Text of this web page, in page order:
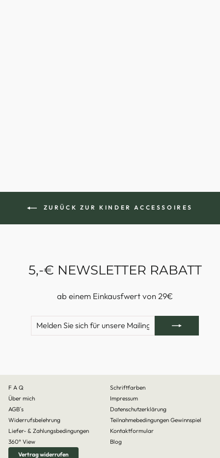
ZURÜCK ZUR KINDER ACCESSOIRES
5,-€ NEWSLETTER RABATT
ab einem Einkausfwert von 29€
MELDEN
SIE
SICH
FÜR
ABONNIEREN
F A Q
Schriftfarben
Über mich
Impressum
AGB´s
Datenschutzerklärung
Widerrufsbelehrung
Teilnahmebedingungen Gewinnspiel
Liefer- & Zahlungsbedingungen
Kontaktformular
360° View
Blog
Vertrag widerrufen